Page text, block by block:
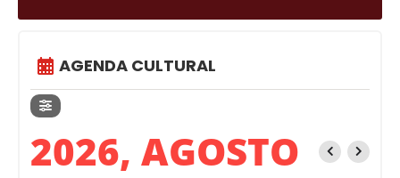
AGENDA CULTURAL
2026, AGOSTO